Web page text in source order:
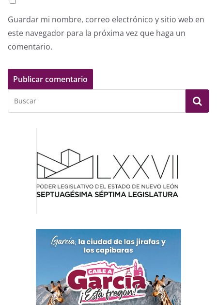
Guardar mi nombre, correo electrónico y sitio web en
este navegador para la próxima vez que haga un
comentario.